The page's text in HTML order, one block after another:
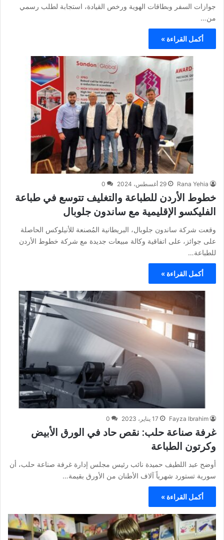
جوازات السفر وبطاقات الهوية ورخص القيادة، استجابة لطلب رسمي
من…
أكمل القراءة »
Rana Yehia 29 أغسطس، 2024 0
خطوط الأردن للطباعة والتغليف تتوسع في طباعة
الفليكسو الإقليمية مع ساندون جلوبال
وقعت شركة ساندون جلوبال، البريطانية المُصنعة للأنيلوكس الحاصلة
على جوائز، على اتفاقية وكالة مبيعات جديدة مع شركة خطوط الأردن
للطباعة…
أكمل القراءة »
Fayza Ibrahim 17 يناير، 2023 0
غرفة صناعة حلب: نقص حاد في الورق الأبيض
وكرتون الطباعة
أوضح عبد اللطيف حميدة نائب رئيس مجلس إدارة غرفة صناعة حلب، أن
سورية تستورد شهرياً آلاف الأطنان من الأورق بقيمة…
أكمل القراءة »